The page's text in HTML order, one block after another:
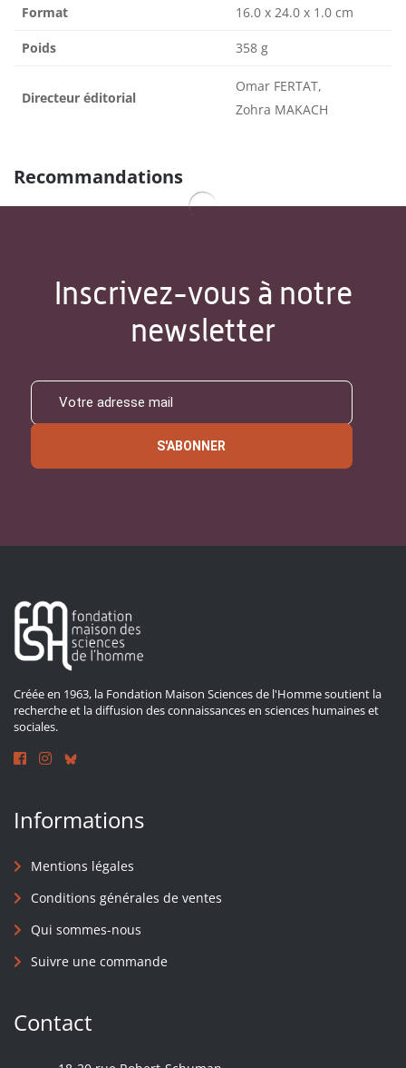
Format 16.0 x 24.0 x 1.0 cm
Poids 358 g
Directeur éditorial
Omar FERTAT,
Zohra MAKACH
Recommandations
Inscrivez-vous à notre
newsletter
S'ABONNER
Créée en 1963, la Fondation Maison Sciences de l'Homme soutient la
recherche et la diffusion des connaissances en sciences humaines et
sociales.
Informations
Mentions légales
Conditions générales de ventes
Qui sommes-nous
Suivre une commande
Contact